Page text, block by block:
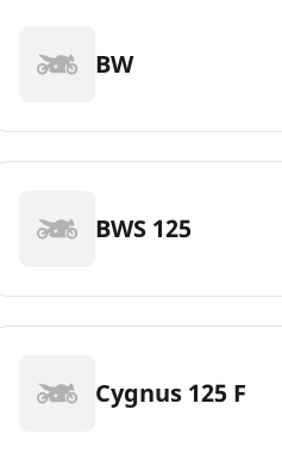
BW
BWS 125
Cygnus 125 F